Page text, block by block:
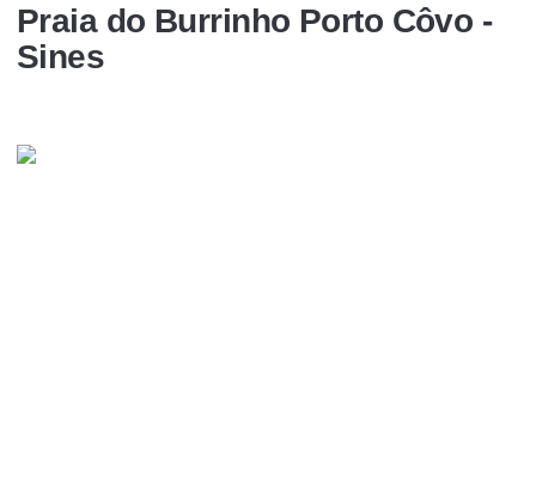
Praia do Burrinho Porto Côvo -
Sines